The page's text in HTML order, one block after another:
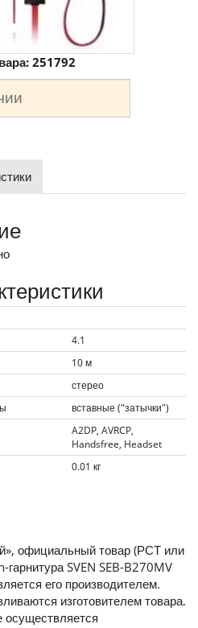
251792
4.1
10м
стерео
вставные ("затычки")
A2DP, AVRCP,
Handsfree, Headset
0.01 кг
официальный товар (РСТ или
гарнитура SVEN SEB-B270MV
его производителем.
изготовителем товара.
осуществляется